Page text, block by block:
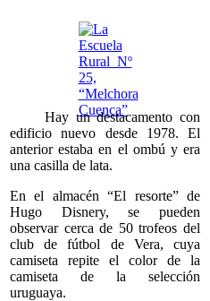
Hay un destacamento con
edificio nuevo desde 1978. El
anterior estaba en el ombú y era
una casilla de lata.
En el almacén “El resorte” de
Hugo Disnery, se pueden
observar cerca de 50 trofeos del
club de fútbol de Vera, cuya
camiseta repite el color de la
camiseta de la selección
uruguaya.